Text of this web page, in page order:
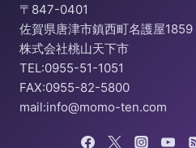
〒847-0401
佐賀県唐津市鎮西町名護屋1859
株式会社桃山天下市
TEL:0955-51-1051
FAX:0955-82-5800
mail:info@momo-ten.com